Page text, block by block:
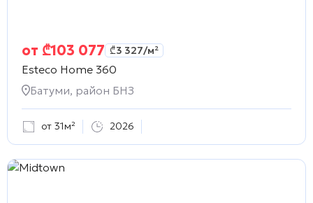
от ₾103 077 ₾3 327/м²
Esteco Home 360
Батуми, район БНЗ
от 31м² 2026